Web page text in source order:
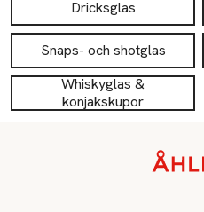
Dricksglas
Snaps- och shotglas
Whiskyglas &
konjakskupor